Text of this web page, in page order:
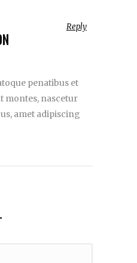
Reply
penatibus et
montes, nascetur
amet adipiscing